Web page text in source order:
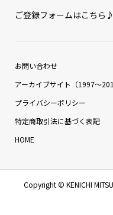
ご登録フォームはこちら♪
お問い合わせ
アーカイブサイト（1997〜
プライバシーポリシー
特定商取引法に基づく表記
HOME
Copyright © KENICHI